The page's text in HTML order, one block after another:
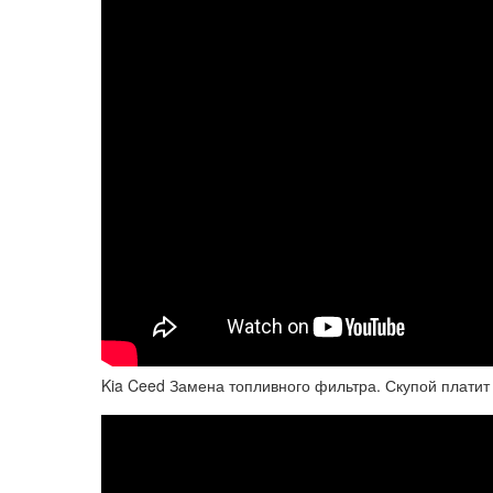
Kia Ceed Замена топливного фильтра. Скупой